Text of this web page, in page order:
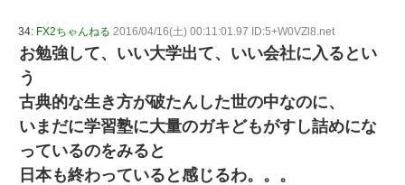
34: FX2ちゃんねる 2016/04/16(土) 00:11:01.97 ID:5+W0VZl8.net
お勉強して、いい大学出て、いい会社に入るとい
う
古典的な生き方が破たんした世の中なのに、
いまだに学習塾に大量のガキどもがすし詰めにな
っているのをみると
日本も終わっていると感じるわ。。。